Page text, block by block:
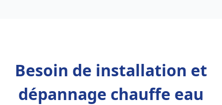
Besoin de installation et
dépannage chauffe eau